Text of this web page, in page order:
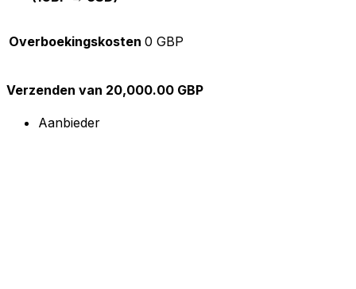
Overboekingskosten 0 GBP
Verzenden van 20,000.00 GBP
Aanbieder